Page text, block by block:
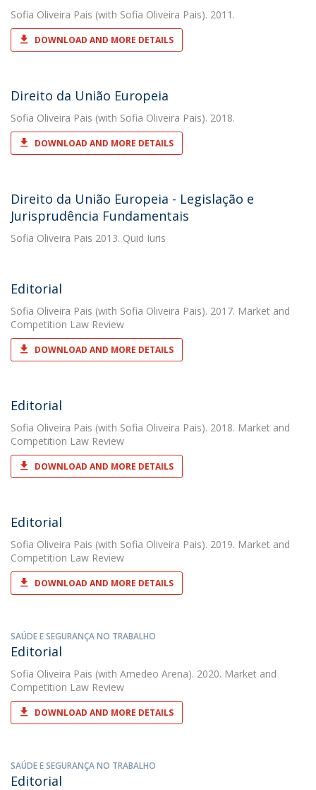
Sofia Oliveira Pais (with Sofia Oliveira Pais). 2011.
DOWNLOAD AND MORE DETAILS
Direito da União Europeia
Sofia Oliveira Pais (with Sofia Oliveira Pais). 2018.
DOWNLOAD AND MORE DETAILS
Direito da União Europeia - Legislação e
Jurisprudência Fundamentais
Sofia Oliveira Pais 2013. Quid Iuris
Editorial
Sofia Oliveira Pais (with Sofia Oliveira Pais). 2017. Market and
Competition Law Review
DOWNLOAD AND MORE DETAILS
Editorial
Sofia Oliveira Pais (with Sofia Oliveira Pais). 2018. Market and
Competition Law Review
DOWNLOAD AND MORE DETAILS
Editorial
Sofia Oliveira Pais (with Sofia Oliveira Pais). 2019. Market and
Competition Law Review
DOWNLOAD AND MORE DETAILS
SAÚDE E SEGURANÇA NO TRABALHO
Editorial
Sofia Oliveira Pais (with Amedeo Arena). 2020. Market and
Competition Law Review
DOWNLOAD AND MORE DETAILS
SAÚDE E SEGURANÇA NO TRABALHO
Editorial